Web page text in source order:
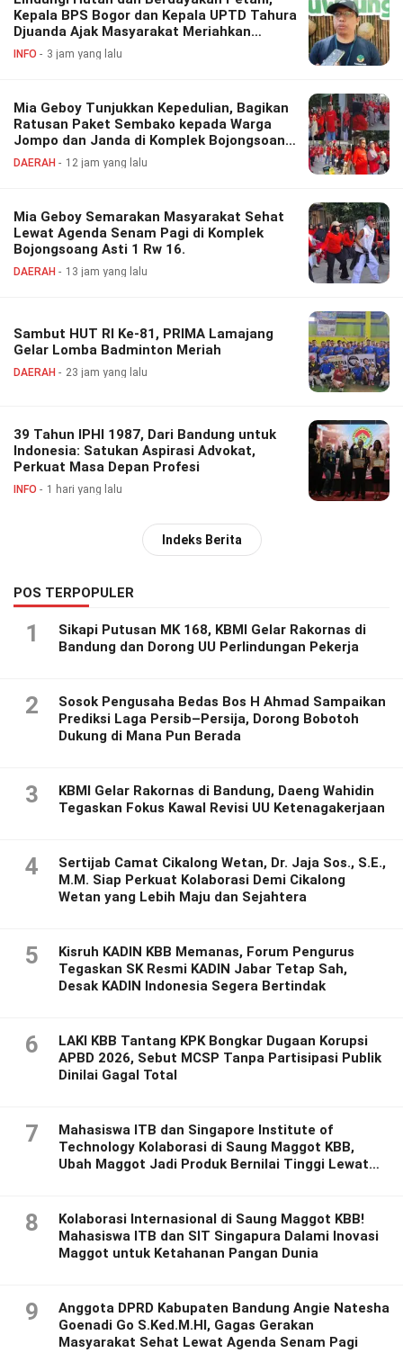
Kepala BPS Bogor dan Kepala UPTD Tahura
Djuanda Ajak Masyarakat Meriahkan
Festival Perhutanan Sosial
INFO 3 jam yang lalu
Mia Geboy Tunjukkan Kepedulian, Bagikan
Ratusan Paket Sembako kepada Warga
Jompo dan Janda di Komplek Bojongsoang
Asri 1
DAERAH 12 jam yang lalu
Mia Geboy Semarakan Masyarakat Sehat
Lewat Agenda Senam Pagi di Komplek
Bojongsoang Asti 1 Rw 16.
DAERAH 13 jam yang lalu
Sambut HUT RI Ke-81, PRIMA Lamajang
Gelar Lomba Badminton Meriah
DAERAH 23 jam yang lalu
39 Tahun IPHI 1987, Dari Bandung untuk
Indonesia: Satukan Aspirasi Advokat,
Perkuat Masa Depan Profesi
INFO 1 hari yang lalu
Indeks Berita
POS TERPOPULER
1
Sikapi Putusan MK 168, KBMI Gelar Rakornas di
Bandung dan Dorong UU Perlindungan Pekerja
2
Sosok Pengusaha Bedas Bos H Ahmad Sampaikan
Prediksi Laga Persib–Persija, Dorong Bobotoh
Dukung di Mana Pun Berada
3
KBMI Gelar Rakornas di Bandung, Daeng Wahidin
Tegaskan Fokus Kawal Revisi UU Ketenagakerjaan
4
Sertijab Camat Cikalong Wetan, Dr. Jaja Sos., S.E.,
M.M. Siap Perkuat Kolaborasi Demi Cikalong
Wetan yang Lebih Maju dan Sejahtera
5
Kisruh KADIN KBB Memanas, Forum Pengurus
Tegaskan SK Resmi KADIN Jabar Tetap Sah,
Desak KADIN Indonesia Segera Bertindak
6
LAKI KBB Tantang KPK Bongkar Dugaan Korupsi
APBD 2026, Sebut MCSP Tanpa Partisipasi Publik
Dinilai Gagal Total
7
Mahasiswa ITB dan Singapore Institute of
Technology Kolaborasi di Saung Maggot KBB,
Ubah Maggot Jadi Produk Bernilai Tinggi Lewat
8
Kolaborasi Internasional di Saung Maggot KBB!
Mahasiswa ITB dan SIT Singapura Dalami Inovasi
Maggot untuk Ketahanan Pangan Dunia
9
Anggota DPRD Kabupaten Bandung Angie Natesha
Goenadi Go S.Ked.M.HI, Gagas Gerakan
Masyarakat Sehat Lewat Agenda Senam Pagi